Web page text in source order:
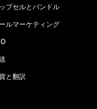
プセルとバンドル
ルマーケティング
と翻訳